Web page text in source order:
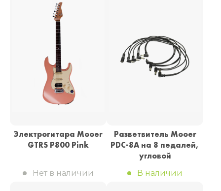
Электрогитара Mooer
GTRS P800 Pink
Нет в наличии
Разветвитель Mooer
PDC-8A на 8 педалей,
угловой
В наличии